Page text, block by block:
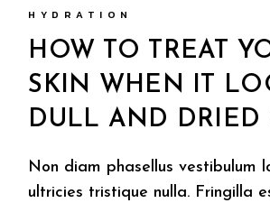
HYDRATION
HOW TO TREAT
SKIN WHEN IT
DULL AND DRIED
Non diam phasellus vestibulum
ultricies tristique nulla. Fringilla